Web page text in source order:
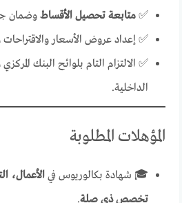
✅متابعة تحصيل الأقساط وضمان
✅ إعداد عروض الأسعار والاقتراحات
✅ الالتزام التام بلوائح البنك
الداخلية.
المؤهلات المطلوبة
🎓 شهادة بكالوريوس فيالأعمال،
تخصص ذي صلة.